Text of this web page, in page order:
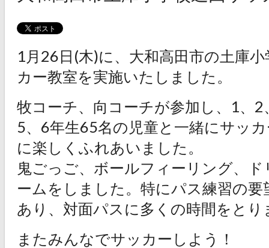
1月26日(木)に、大和高田市の土庫
カー教室を実施いたしました。
牧コーチ、向コーチが参加し、1、
5、6年生65名の児童と一緒にサッ
に楽しくふれあいました。
鬼ごっご、ボールフィーリング、
ームをしました。特にパス練習の
あり、対面パスに多くの時間をとり
またみんなでサッカーしよう！